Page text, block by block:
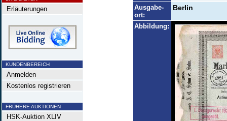
Erläuterungen
KUNDENBEREICH
Anmelden
Kostenlos registrieren
FRÜHERE AUKTIONEN
HSK-Auktion XLIV
Ausgabe-
ort:
Berlin
Abbildung: